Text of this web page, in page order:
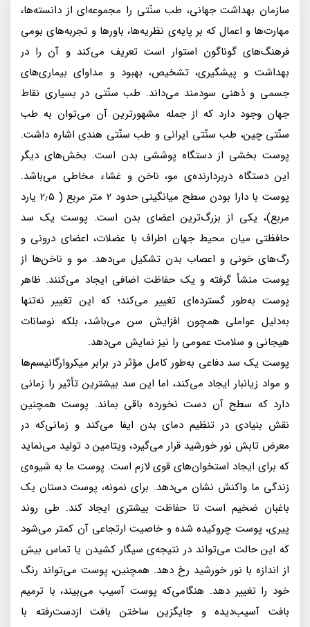
سازمان بهداشت جهانى، طب سنّتى را مجموعه‌اى از دانسته‌ها،
مهارت‌ها و اعمال كه بر پايه‌ی نظريه‌ها، باورها و تجربه‌هاى بومى
فرهنگ‌هاى گوناگون استوار است تعريف مى‌كند و آن را در
بهداشت و پيشگيرى، تشخيص، بهبود و مداواى بيمارى‌هاى
جسمى و ذهنى سودمند مى‌داند. طب سنّتى در بسيارى نقاط
جهان وجود دارد كه از جمله مشهورترين آن مى‌توان به طب
سنّتى چين، طب سنّتى ايرانى و طب سنّتى هندى اشاره داشت.
پوست بخشى از دستگاه پوششى بدن است. بخش‌هاى ديگر
اين دستگاه دربردارنده‌ى مو، ناخن و غشاء مخاطى مى‌باشد.
پوست با دارا بودن سطح ميانگينى حدود 2 متر مربع ( 2٫5 يارد
مربع)، يكى از بزرگ‌ترين اعضاى بدن است. پوست يك سد
حافظتى ميان محيط جهان اطراف با عضلات، اعضاى درونى و
رگ‌هاى خونى و اعصاب بدن تشكيل مى‌دهد. مو و ناخن‌ها از
پوست منشأ گرفته و يک حفاظت اضافى ايجاد مى‌كنند. ظاهر
پوست به‌طور گسترده‌اى تغيير مى‌كند؛ كه اين تغيير نه‌‎تنها
به‌دليل عواملى همچون افزايش سن مى‌باشد، بلكه نوسانات
هيجانى و سلامت عمومى را نيز نمايش مى‌دهد.
پوست يک سد دفاعى به‌طور كامل مؤثر در برابر ميكرو‌ارگانيسم‌ها
و مواد زيانبار ايجاد مى‌كند، اما اين سد بيشترين تأثير را زمانى
دارد كه سطح آن دست نخورده باقى بماند. پوست همچنين
نقش بنيادى در تنظيم دماى بدن ايفا مى‌كند و زمانى‌كه در
معرض تابش نور خورشيد قرار مى‌گيرد، ويتامين د توليد مى‌نمايد
كه براى ايجاد استخوان‌هاى قوى لازم است. پوست ما به شيوه‌ى
زندگى ما واكنش نشان مى‌دهد. براى نمونه، پوست دستان يک
باغبان ضخيم است تا حفاظت بيشترى ايجاد كند. طى روند
پيرى، پوست چروكيده شده و خاصيت ارتجاعى آن كمتر مى‌شود
كه اين حالت مى‌تواند در نتيجه‌ى سيگار كشيدن يا تماس بيش
از اندازه با نور خورشيد رخ دهد. همچنين، پوست مى‌تواند رنگ
خود را تغيير دهد. هنگامى‌كه پوست آسيب مى‌بيند، با ترميم
بافت آسيب‌ديده و جايگزين ساختن بافت از‌دست‌رفته با